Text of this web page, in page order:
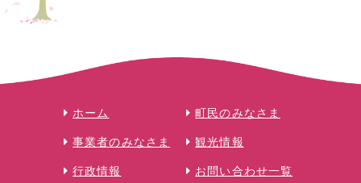
ホーム 町民のみなさま
事業者のみなさま 観光情報
行政情報 お問い合わせ一覧